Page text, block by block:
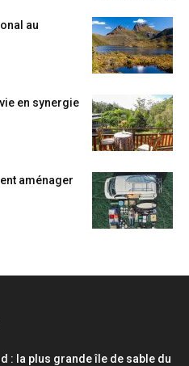
au
en synergie
aménager
: la plus grande île de sable du